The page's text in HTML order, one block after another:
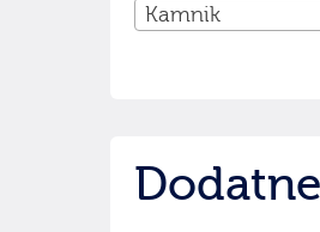
Kamnik